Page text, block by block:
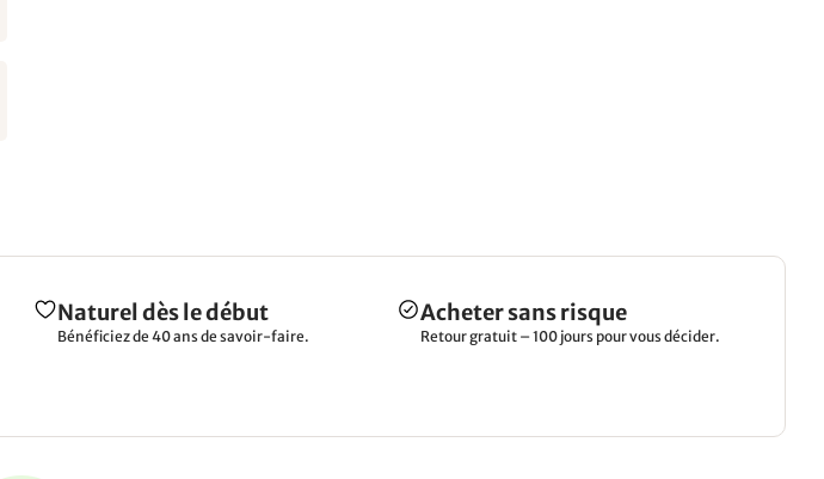
Naturel dès le début
Bénéficiez de 40 ans de savoir-faire.
Acheter sans risque
Retour gratuit – 100 jours pour vous décider.